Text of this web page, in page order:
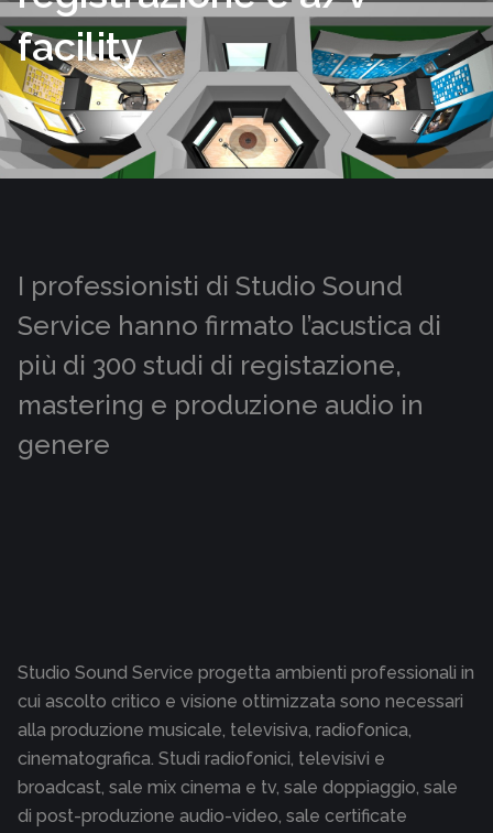
facility
I professionisti di Studio Sound
Service hanno firmato l’acustica di
più di 300 studi di registazione,
mastering e produzione audio in
genere
Studio Sound Service progetta ambienti professionali in
cui ascolto critico e visione ottimizzata sono necessari
alla produzione musicale, televisiva, radiofonica,
cinematografica. Studi radiofonici, televisivi e
broadcast, sale mix cinema e tv, sale doppiaggio, sale
di post-produzione audio-video, sale certificate